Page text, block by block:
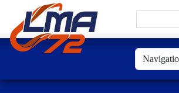
Panneau de gestion des cookies